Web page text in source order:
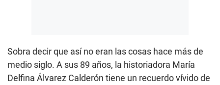
Sobra decir que así no eran las cosas hace más de
medio siglo. A sus 89 años, la historiadora María
Delfina Álvarez Calderón tiene un recuerdo vívido de